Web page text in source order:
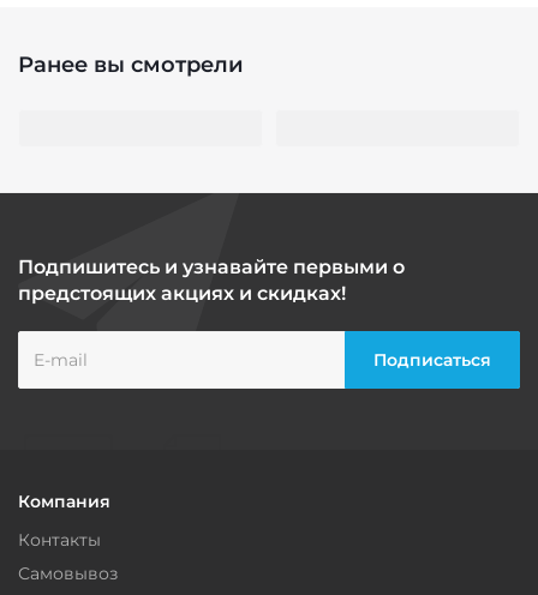
Ранее вы смотрели
Подпишитесь и узнавайте первыми о
предстоящих акциях и скидках!
Компания
Контакты
Самовывоз